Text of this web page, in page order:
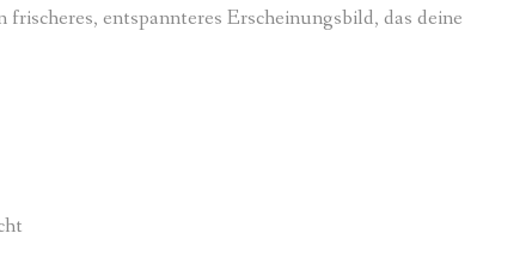
entspannteres Erscheinungsbild, das deine